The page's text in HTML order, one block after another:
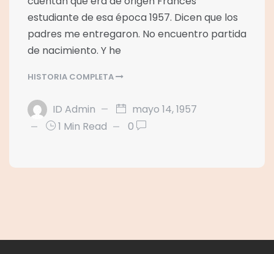
estudiante de esa época 1957. Dicen que los
padres me entregaron. No encuentro partida
de nacimiento. Y he
HISTORIA COMPLETA
ID Admin
mayo 14, 1957
1 Min Read
0